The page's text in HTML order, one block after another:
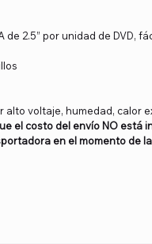
2.5” por unidad de DVD,
alto voltaje, humedad, calor
el costo del envío NO
en el momento de